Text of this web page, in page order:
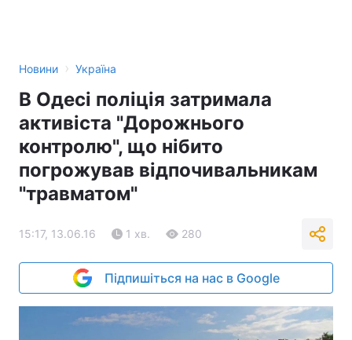
Новини › Україна
В Одесі поліція затримала
активіста "Дорожнього
контролю", що нібито
погрожував відпочивальникам
"травматом"
15:17, 13.06.16 1 хв. 280
Підпишіться на нас в Google